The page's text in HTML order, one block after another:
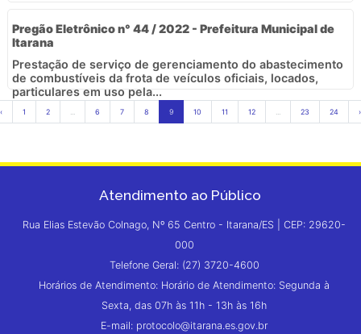
Pregão Eletrônico n° 44 / 2022 - Prefeitura Municipal de
Itarana
Prestação de serviço de gerenciamento do abastecimento
de combustíveis da frota de veículos oficiais, locados,
particulares em uso pela...
‹ 1 2 6 7 8 9 10 11 12 23 24 ›
Atendimento ao Público
Rua Elias Estevão Colnago, Nº 65 Centro - Itarana/ES | CEP: 29620-
000
Telefone Geral: (27) 3720-4600
Horários de Atendimento: Horário de Atendimento: Segunda à
Sexta, das 07h às 11h - 13h às 16h
E-mail: protocolo@itarana.es.gov.br